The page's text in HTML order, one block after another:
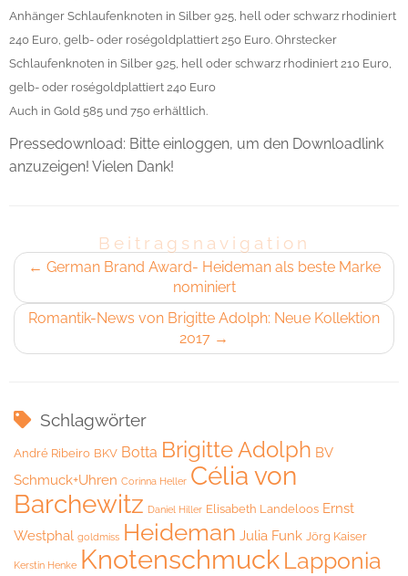
Anhänger Schlaufenknoten in Silber 925, hell oder schwarz rhodiniert
240 Euro, gelb- oder roségoldplattiert 250 Euro. Ohrstecker
Schlaufenknoten in Silber 925, hell oder schwarz rhodiniert 210 Euro,
gelb- oder roségoldplattiert 240 Euro
Auch in Gold 585 und 750 erhältlich.
Pressedownload: Bitte einloggen, um den Downloadlink
anzuzeigen! Vielen Dank!
Beitragsnavigation
← German Brand Award- Heideman als beste Marke
nominiert
Romantik-News von Brigitte Adolph: Neue Kollektion
2017 →
Schlagwörter
André Ribeiro BKV Botta Brigitte Adolph BV
Schmuck+Uhren Corinna Heller Célia von
Barchewitz Daniel Hiller Elisabeth Landeloos Ernst
Westphal goldmiss Heideman Julia Funk Jörg Kaiser
Kerstin Henke Knotenschmuck Lapponia